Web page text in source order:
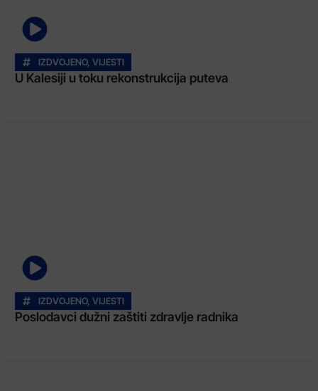
IZDVOJENO, VIJESTI
U Kalesiji u toku rekonstrukcija puteva
IZDVOJENO, VIJESTI
Poslodavci dužni zaštiti zdravlje radnika